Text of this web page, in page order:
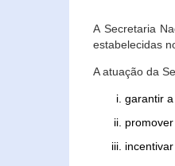
A Secretaria
estabelecidas
A atuação da
garantir